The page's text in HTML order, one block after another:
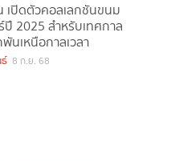
เปิดตัวคอลเลกชันขนม
ปี 2025 สำหรับเทศกาล
นเหนือกาลเวลา
8 ก.ย. 68